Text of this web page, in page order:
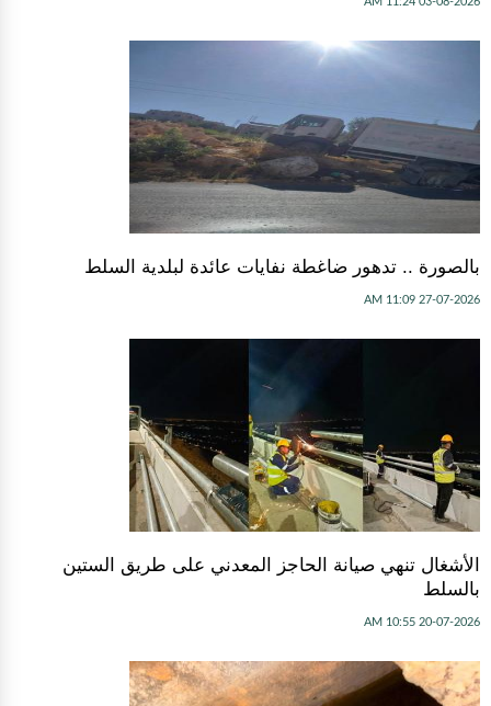
بالصورة .. تدهور ضاغطة نفايات عائدة لبلدية السلط
27-07-2026 11:09 AM
الأشغال تنهي صيانة الحاجز المعدني على طريق الستين
بالسلط
20-07-2026 10:55 AM